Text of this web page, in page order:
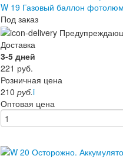
W 19 Газовый баллон
Под заказ
Доставка
3-5 дней
221 руб.
Розничная цена
210 руб.i
Оптовая цена